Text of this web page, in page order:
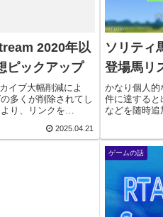
2020年以
ピックアップ
イブ大幅削減によ
多くが削除されてし
り、リンクを
人です。海外のスピ
2025.04.21
ソリティ
登場馬リ
かなり個人的
件に達すると
などを随時追
ザックリ競
性はおおよそ
す。PT２...
ゲームの話